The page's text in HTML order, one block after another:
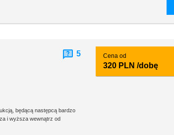
5
będącą następcą bardzo
i wyższa wewnątrz od
Cena od
320 PLN /dobę